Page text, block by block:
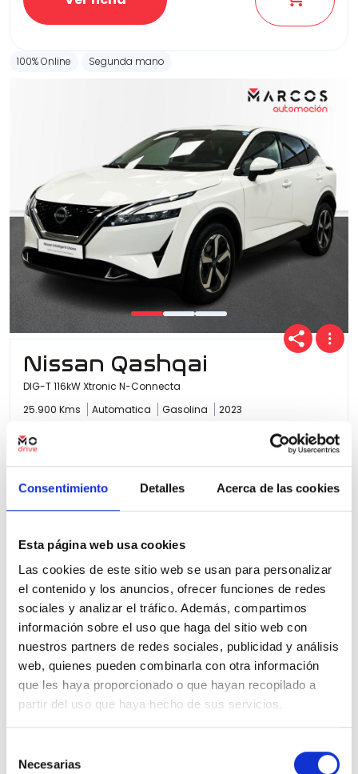
Consentimiento Detalles Acerca de las cookies
Esta página web usa cookies
Las cookies de este sitio web se usan para personalizar
el contenido y los anuncios, ofrecer funciones de redes
sociales y analizar el tráfico. Además, compartimos
información sobre el uso que haga del sitio web con
nuestros partners de redes sociales, publicidad y análisis
web, quienes pueden combinarla con otra información
que les haya proporcionado o que hayan recopilado a
partir del uso que haya hecho de sus servicios.
Necesarias
100% Online Segunda mano
Nissan Qashqai
DIG-T 116kW Xtronic N-Connecta
25.900 Kms
Automatica Gasolina 2023
Precio financiado 100%
24.550€ 382,17€/mes
Precio al contado: 26.550 €
100% Online Segunda mano